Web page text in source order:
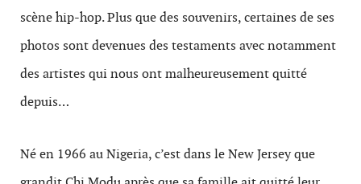
scène hip-hop. Plus que des souvenirs, certaines de ses
photos sont devenues des testaments avec notamment
des artistes qui nous ont malheureusement quitté
depuis…
Né en 1966 au Nigeria, c’est dans le New Jersey que